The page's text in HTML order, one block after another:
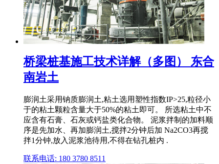
桥梁桩基施工技术详解（多图） 东合
南岩土
膨润土采用钠质膨润土,粘土选用塑性指数IP>25,粒径小
于的粘土颗粒含量大于50%的粘土即可。 所选粘土中不
应含有石膏、石灰或钙盐类化合物。 泥浆拌制的加料顺
序是先加水、再加膨润土,搅拌2分钟后加 Na2CO3再搅
拌1分钟,放入泥浆池待用,不得在钻孔桩内 .
联系电话: 180 3780 8511